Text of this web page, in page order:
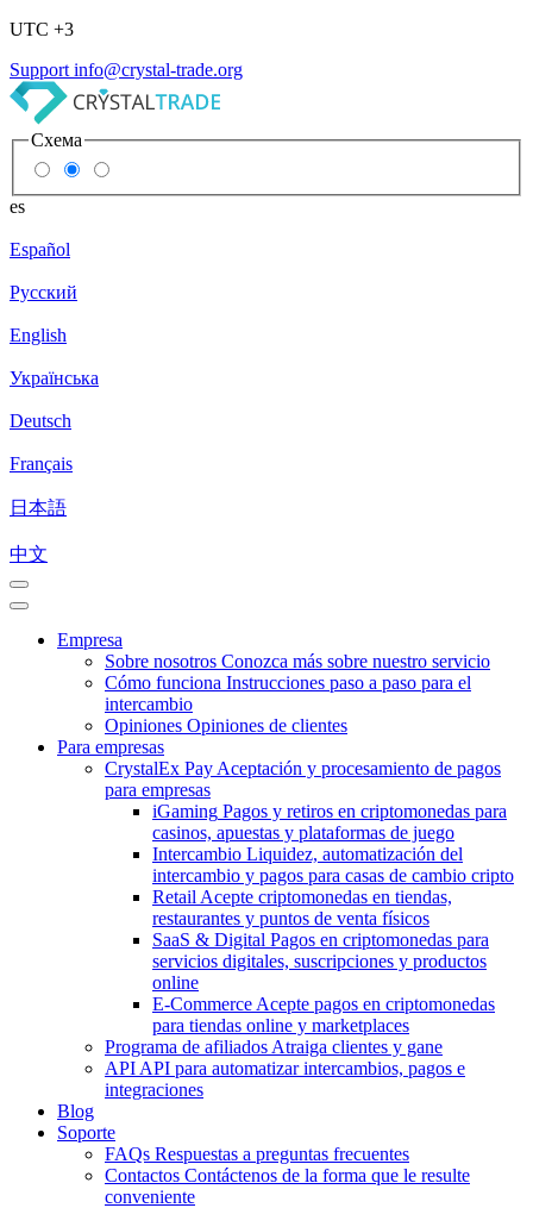
UTC +3
Support info@crystal-trade.org
Схема
es
Español
Русский
English
Українська
Deutsch
Français
日本語
中文
Empresa
Sobre nosotros Conozca más sobre nuestro servicio
Cómo funciona Instrucciones paso a paso para el
intercambio
Opiniones Opiniones de clientes
Para empresas
CrystalEx Pay Aceptación y procesamiento de pagos
para empresas
iGaming Pagos y retiros en criptomonedas para
casinos, apuestas y plataformas de juego
Intercambio Liquidez, automatización del
intercambio y pagos para casas de cambio cripto
Retail Acepte criptomonedas en tiendas,
restaurantes y puntos de venta físicos
SaaS & Digital Pagos en criptomonedas para
servicios digitales, suscripciones y productos
online
E-Commerce Acepte pagos en criptomonedas
para tiendas online y marketplaces
Programa de afiliados Atraiga clientes y gane
API API para automatizar intercambios, pagos e
integraciones
Blog
Soporte
FAQs Respuestas a preguntas frecuentes
Contactos Contáctenos de la forma que le resulte
conveniente